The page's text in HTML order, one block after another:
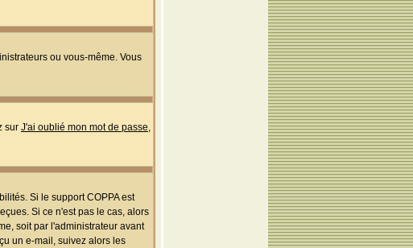
ou vous-même. Vous
sur J'ai oublié mon mot de passe,
Si le support COPPA est
Si ce n'est pas le cas, alors
soit par l'administrateur avant
un e-mail, suivez alors les